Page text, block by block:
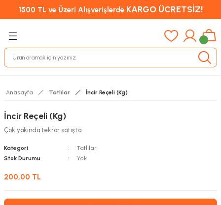
1500 TL ve Üzeri Alışverişlerde KARGO ÜCRETSİZ!
Anasayfa Tatlılar İncir Reçeli (Kg)
İncir Reçeli (Kg)
Çok yakında tekrar satışta
Kategori
Tatlılar
Stok Durumu
Yok
200,00 TL